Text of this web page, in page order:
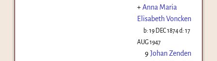
+Anna Maria
Elisabeth Voncken
b:19 DEC 1874d:17
AUG 1947
9 Johan Zenden